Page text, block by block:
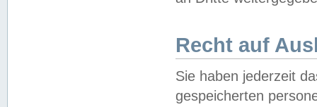
Recht auf
Sie haben jederzeit
gespeicherten